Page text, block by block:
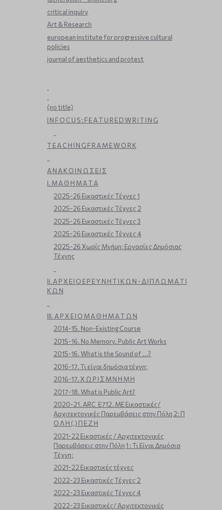
critical inquiry
Art & Research
european institute for progressive cultural
policies
journal of aesthetics and protest
.
.
(no title)
I N F O C U S : F E A T U R E D W R I T I N G
T E A C H I N G F R A M E W O R K
Α Ν Α Κ Ο Ι Ν Ω Σ Ε Ι Σ
Ι. Μ Α Θ Η Μ Α Τ Α
2025-26 Εικαστικές Τέχνες 1
2025-26 Εικαστικές Τέχνες 2
2025-26 Εικαστικές Τέχνες 3
2025-26 Εικαστικές Τέχνες 4
2025-26 Χωρίς Μνήμη: Εργασίες Δημόσιας
Τέχνης
ΙΙ. Α Ρ Χ Ε Ι Ο Ε Ρ Ε Υ Ν Η Τ Ι Κ Ω Ν - Δ Ι Π Λ Ω Μ Α Τ Ι
Κ Ω Ν
ΙΙΙ. Α Ρ Χ Ε Ι Ο Μ Α Θ Η Μ Α Τ Ω Ν
2014-15. Non-Existing Course
2015-16. No Memory. Public Art Works
2015-16. What is the Sound of ...?
2016-17. Τι είναι δημόσια τέχνη;
2016-17. Χ Ω Ρ Ι Σ Μ Ν Η Μ Η
2017-18. What is Public Art?
2020-21. ARC_E712. ΜΕ Εικαστικές/
Αρχιτεκτονικές Παρεμβάσεις στην Πόλη 2: Π
Ο Λ Η (,) Π Ε Ζ Η
2021-22 Εικαστικές / Αρχιτεκτονικές
Παρεμβάσεις στην Πόλη 1 : Τι Είναι Δημόσια
Τέχνη;
2021-22 Εικαστικές τέχνες
2022-23 Εικαστικές Τέχνες 2
2022-23 Εικαστικές Τέχνες 4
2022-23 Εικαστικές/ Αρχιτεκτονικές